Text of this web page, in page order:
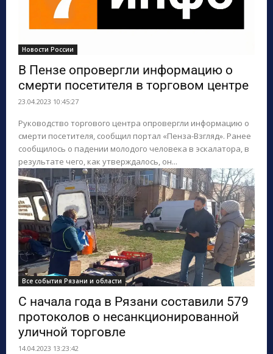
Новости России
В Пензе опровергли информацию о
смерти посетителя в торговом центре
23.04.2023 10:45:27
Руководство торгового центра опровергли информацию о
смерти посетителя, сообщил портал «Пенза-Взгляд». Ранее
сообщилось о падении молодого человека в эскалатора, в
результате чего, как утверждалось, он...
Все события Рязани и области
С начала года в Рязани составили 579
протоколов о несанкционированной
уличной торговле
14.04.2023 13:23:42